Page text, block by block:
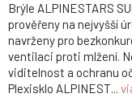
Brýle ALPINESTARS
prověřeny na nejvyšší
navrženy pro
ventilaci proti mlžení.
viditelnost a ochranu
Plexisklo ALPINEST...